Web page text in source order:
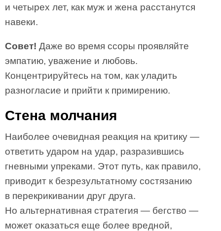
и четырех лет, как муж и жена расстанутся
навеки.
Совет! Даже во время ссоры проявляйте
эмпатию, уважение и любовь.
Концентрируйтесь на том, как уладить
разногласие и прийти к примирению.
Стена молчания
Наиболее очевидная реакция на критику —
ответить ударом на удар, разразившись
гневными упреками. Этот путь, как правило,
приводит к безрезультатному состязанию
в перекрикивании друг друга.
Но альтернативная стратегия — бегство —
может оказаться еще более вредной,